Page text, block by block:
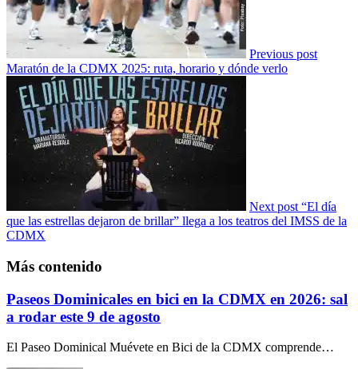
Previous post
Maratón de la CDMX 2025: ruta, horario y dónde verlo
Next post “El día
que las estrellas dejaron de brillar” llega a los teatros del IMSS de la
CDMX
Más contenido
Paseos Dominicales en bici en la CDMX en 2026: sal
a rodar este 9 de agosto
El Paseo Dominical Muévete en Bici de la CDMX comprende…